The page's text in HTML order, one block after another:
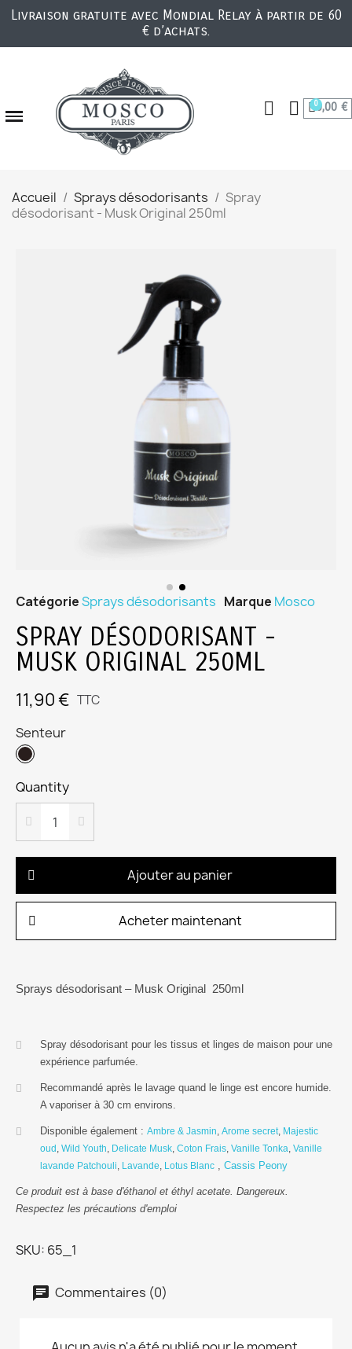
Livraison gratuite avec Mondial Relay à partir de 60
€ d’achats.
0,00 €
Accueil Sprays désodorisants
Spray
désodorisant - Musk Original 250ml
CatégorieSprays désodorisants Marque Mosco
SPRAY DÉSODORISANT -
MUSK ORIGINAL 250ML
11,90 € TTC
Senteur
Quantity
Ajouter au panier
Acheter maintenant
Sprays désodorisant – Musk Original 250ml
Spray désodorisant pour les tissus et linges de maison pour une
expérience parfumée.
Recommandé après le lavage quand le linge est encore humide.
A vaporiser à 30 cm environs.
Disponible également :Ambre & Jasmin,Arome secret, Majestic
oud ,Wild Youth, Delicate Musk,Coton Frais,Vanille Tonka,Vanille
lavande Patchouli, Lavande, Lotus Blanc ,Cassis Peony
Ce produit est à base d'éthanol et éthyl acetate. Dangereux.
Respectez les précautions d'emploi
SKU 65_1
Commentaires (0)